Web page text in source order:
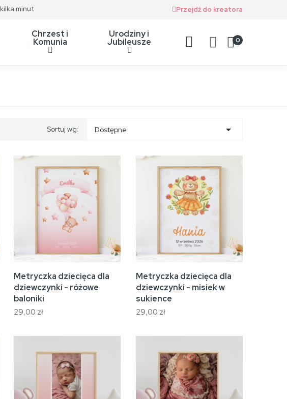
kilka minut Przejdź do kreatora
Chrzest i
Komunia
Urodziny i
Jubileusze 0
Sortuj wg: Dostępne 
Metryczka dziecięca dla
dziewczynki - różowe
baloniki
29,00 zł
Metryczka dziecięca dla
dziewczynki - misiek w
sukience
29,00 zł